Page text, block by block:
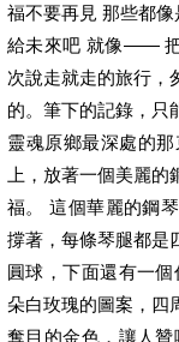
福不要再見 那些都
給未來吧 就像—— 把
次說走就走的旅行，
的。筆下的記錄，只
靈魂原鄉最深處的
上，放著一個美麗
福。 這個華麗的鋼
撐著，每條琴腿都是
圓球，下面還有一
朵白玫瑰的圖案，四
奪目的金色，讓人